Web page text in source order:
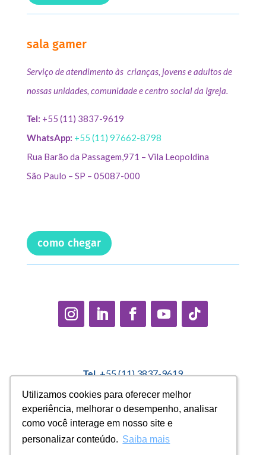
Utilizamos cookies para oferecer melhor
experiência, melhorar o desempenho, analisar
como você interage em nosso site e
personalizar conteúdo. Saiba mais
Utilizamos cookies para oferecer melhor
experiência, melhorar o desempenho, analisar
como você interage em nosso site e
personalizar conteúdo. Saiba mais
sala gamer
Serviço de atendimento às crianças, jovens e adultos de
nossas unidades, comunidade e centro social da Igreja.
Tel: +55 (11) 3837-9619
WhatsApp: +55 (11) 97662-8798
Rua Barão da Passagem,971 – Vila Leopoldina
São Paulo – SP – 05087-000
como chegar
Tel.+55 (11) 3837-9619
Política Interna de Proteção de Dados |Encarregado de
Dados: Marcelo Correa |
denuncias@casadopequenocidadao.org.br